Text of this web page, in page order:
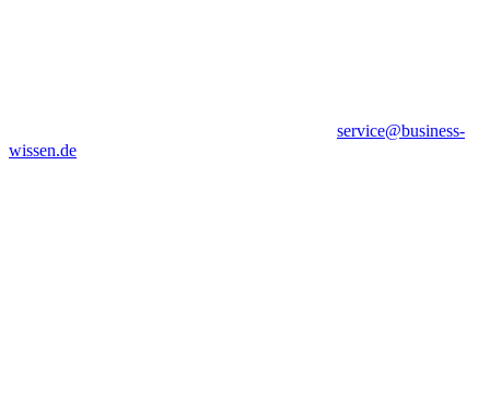
service@business-
wissen.de